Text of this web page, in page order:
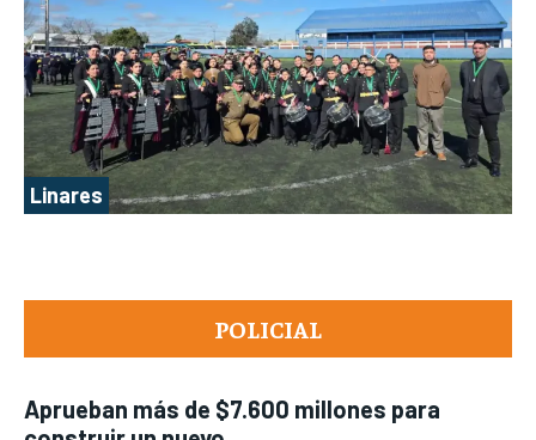
POLICIAL
Aprueban más de $7.600 millones para
Linares